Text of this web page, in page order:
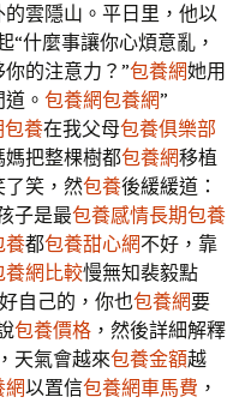
雲隱山。平日里，他以
“什麼事讓你心煩意亂，
的注意力？”包養網她用
。 包養網包養網”
包養在我父母包養俱樂部
把整棵樹都包養網移植
了笑，然包養後緩緩道：
子是最包養感情長期包養
養都包養甜心網不好，靠
養網比較慢無知裴毅點
自己的，你也包養網要
包養價格 ，然後詳細解釋
天氣會越來包養金額越
網以置信包養網車馬費 ，